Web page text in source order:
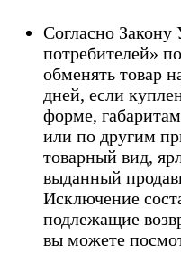
Согласно
потребителей»
обменять товар
дней, если
форме,
или по другим
товарный вид,
выданный
Исключение
подлежащие
вы можете